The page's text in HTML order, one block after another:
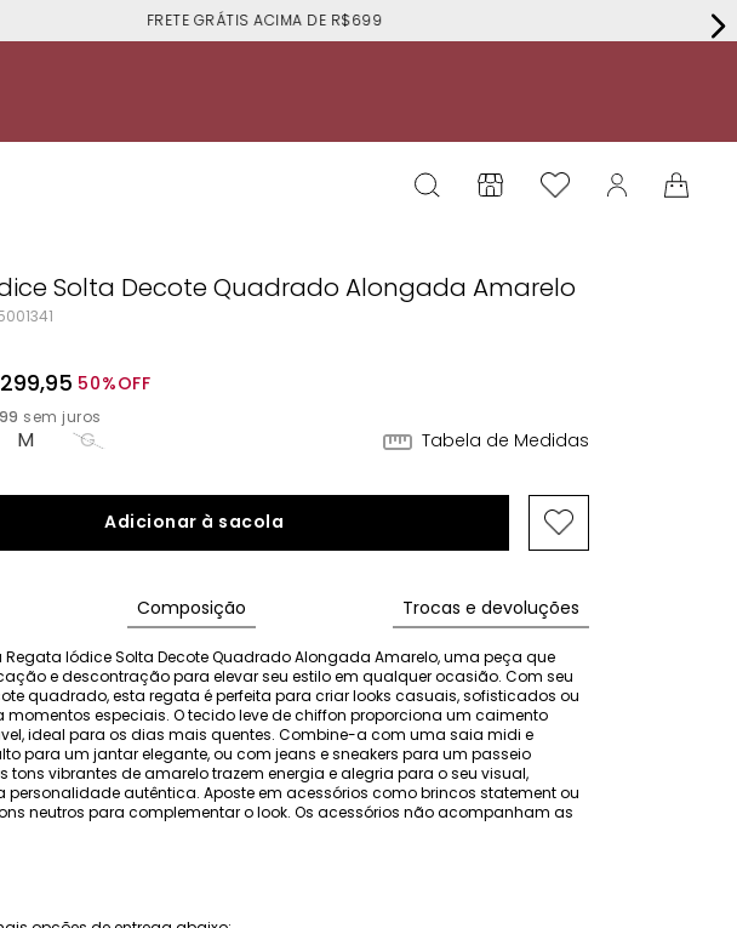
FRETE GRÁTIS ACIMA DE R$699
Solta Decote Quadrado Alongada Amarelo
299,95 50%OFF
99 sem juros
M G Tabela de Medidas
Adicionar à sacola
Composição Trocas e devoluções
Regata Iódice Solta Decote Quadrado Alongada Amarelo, uma peça que
e descontração para elevar seu estilo em qualquer ocasião. Com seu
quadrado, esta regata é perfeita para criar looks casuais, sofisticados ou
momentos especiais. O tecido leve de chiffon proporciona um caimento
ideal para os dias mais quentes. Combine-a com uma saia midi e
para um jantar elegante, ou com jeans e sneakers para um passeio
tons vibrantes de amarelo trazem energia e alegria para o seu visual,
autêntica. Aposte em acessórios como brincos statement ou
neutros para complementar o look. Os acessórios não acompanham as